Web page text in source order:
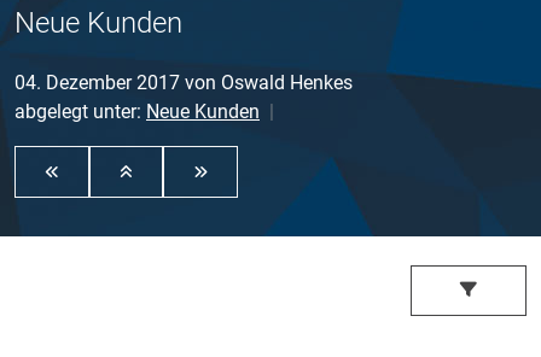
Neue Kunden
04. Dezember 2017 von Oswald Henkes
abgelegt unter: Neue Kunden